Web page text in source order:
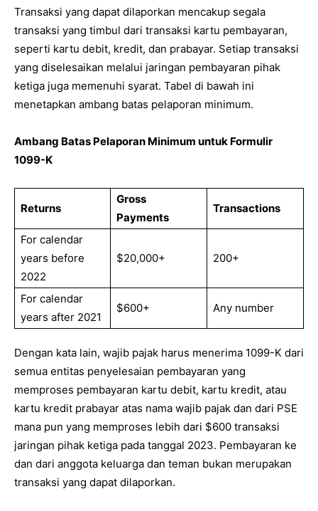
Transaksi yang dapat dilaporkan mencakup segala
transaksi yang timbul dari transaksi kartu pembayaran,
seperti kartu debit, kredit, dan prabayar. Setiap transaksi
yang diselesaikan melalui jaringan pembayaran pihak
ketiga juga memenuhi syarat. Tabel di bawah ini
menetapkan ambang batas pelaporan minimum.
Ambang Batas Pelaporan Minimum untuk Formulir
1099-K
Returns
Gross
Payments
Transactions
For calendar
years before
2022
$20,000+ 200+
For calendar
years after 2021
$600+ Any number
Dengan kata lain, wajib pajak harus menerima 1099-K dari
semua entitas penyelesaian pembayaran yang
memproses pembayaran kartu debit, kartu kredit, atau
kartu kredit prabayar atas nama wajib pajak dan dari PSE
mana pun yang memproses lebih dari $600 transaksi
jaringan pihak ketiga pada tanggal 2023. Pembayaran ke
dan dari anggota keluarga dan teman bukan merupakan
transaksi yang dapat dilaporkan.